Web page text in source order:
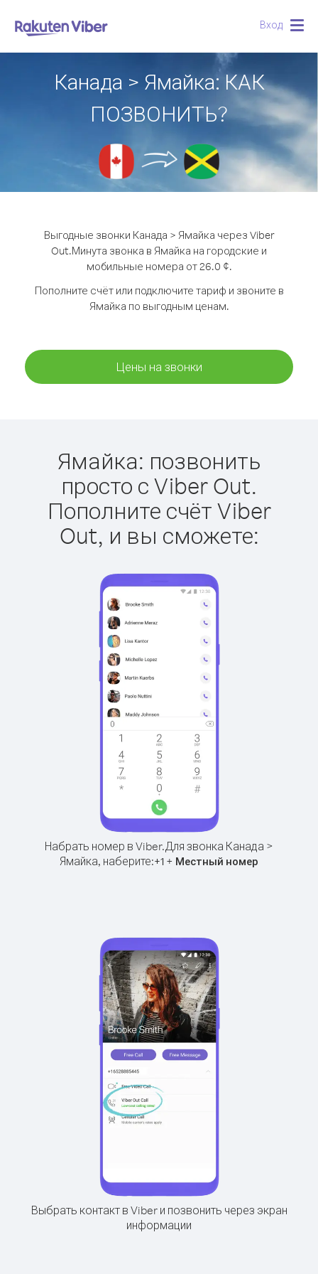
Вход
Канада > Ямайка: КАК
ПОЗВОНИТЬ?
Выгодные звонки Канада > Ямайка через Viber
Out.Минута звонка в Ямайка на городские и
мобильные номера от 26.0 ¢.
Пополните счёт или подключите тариф и звоните в
Ямайка по выгодным ценам.
Цены на звонки
Ямайка: позвонить
просто с Viber Out.
Пополните счёт Viber
Out, и вы сможете:
Набрать номер в Viber.Для звонка Канада >
Ямайка, наберите:+1 + Местный номер
Выбрать контакт в Viber и позвонить через экран
информации